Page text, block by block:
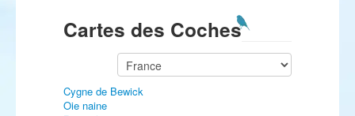
Cartes des Coches
Cygne de Bewick
Oie naine